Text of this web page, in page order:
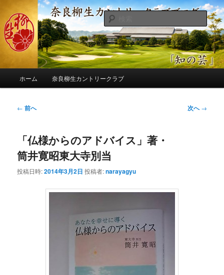
ン
コ
ン
へ
奈良柳生カントリークラブ総支配人
ブログ
季節の話題、クラブの出来事、コースの改修・更新作業、ゴルフに関する随
筆、喜怒哀楽などを気まぐれに発信します。
検
索
ホーム 奈良柳生カントリークラブ
投
ビ
ゲ
ー
シ
← 前へ 次へ→
「仏様からのアドバイス」著・
筒井寛昭東大寺別当
投稿日時:2014年3月2日 投稿者:narayagyu